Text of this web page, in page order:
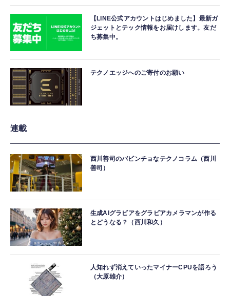
【LINE公式アカウントはじめました】最新ガ
ジェットとテック情報をお届けします。友だ
ち募集中。
テクノエッジへのご寄付のお願い
連載
西川善司のバビンチョなテクノコラム（西川
善司）
生成AIグラビアをグラビアカメラマンが作る
とどうなる？（西川和久）
人知れず消えていったマイナーCPUを語ろう
（大原雄介）